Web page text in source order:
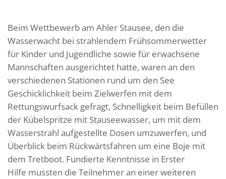
Beim Wettbewerb am Ahler Stausee, den die
Wasserwacht bei strahlendem Frühsommerwetter
für Kinder und Jugendliche sowie für erwachsene
Mannschaften ausgerichtet hatte, waren an den
verschiedenen Stationen rund um den See
Geschicklichkeit beim Zielwerfen mit dem
Rettungswurfsack gefragt, Schnelligkeit beim Befüllen
der Kübelspritze mit Stauseewasser, um mit dem
Wasserstrahl aufgestellte Dosen umzuwerfen, und
Überblick beim Rückwärtsfahren um eine Boje mit
dem Tretboot. Fundierte Kenntnisse in Erster
Hilfe mussten die Teilnehmer an einer weiteren